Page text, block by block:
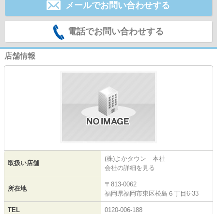
メールでお問い合わせする
電話でお問い合わせする
店舗情報
取扱い店舗
(株)よかタウン 本社
会社の詳細を見る
所在地
〒813-0062
福岡県福岡市東区松島６丁目6-33
TEL 0120-006-188